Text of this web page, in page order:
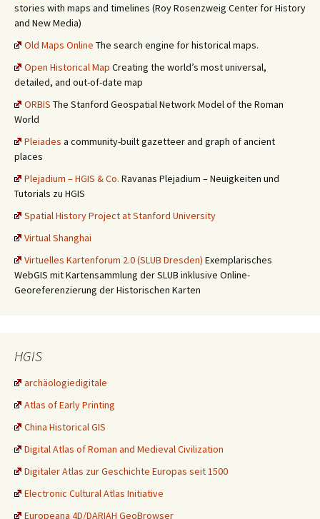
stories with maps and timelines (Roy Rosenzweig Center for History
and New Media)
Old Maps Online The search engine for historical maps.
Open Historical Map Creating the world’s most universal,
detailed, and out-of-date map
ORBIS The Stanford Geospatial Network Model of the Roman
World
Pleiades a community-built gazetteer and graph of ancient
places
Plejadium – HGIS & Co. Ravanas Plejadium – Neuigkeiten und
Tutorials zu HGIS
Spatial History Project at Stanford University
Virtual Shanghai
Virtuelles Kartenforum 2.0 (SLUB Dresden) Exemplarisches
WebGIS mit Kartensammlung der SLUB inklusive Online-
Georeferenzierung der Historischen Karten
HGIS
archäologiedigitale
Atlas of Early Printing
China Historical GIS
Digital Atlas of Roman and Medieval Civilization
Digitaler Atlas zur Geschichte Europas seit 1500
Electronic Cultural Atlas Initiative
Europeana 4D/DARIAH GeoBrowser